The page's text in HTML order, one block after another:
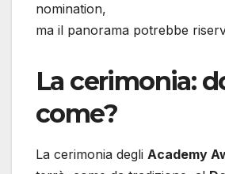
nomination,
ma il panorama potrebbe
La cerimonia:
come?
La cerimonia degli Academy